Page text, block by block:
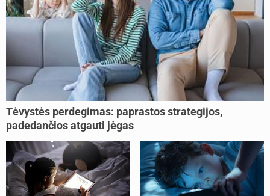
Tėvystės perdegimas: paprastos strategijos,
padedančios atgauti jėgas